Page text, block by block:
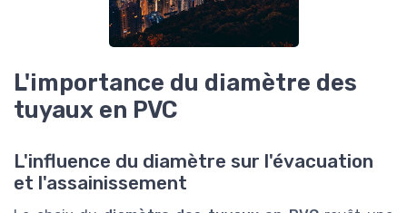
L'importance du diamètre des
tuyaux en PVC
L'influence du diamètre sur l'évacuation
et l'assainissement